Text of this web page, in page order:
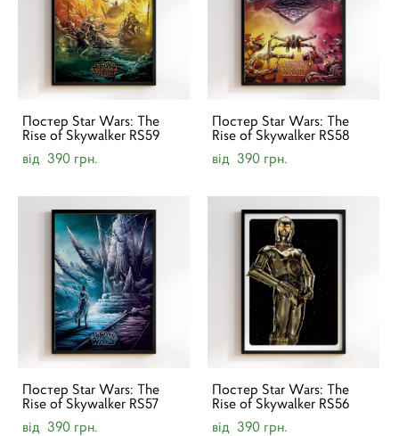
Постер Star Wars: The
Rise of Skywalker RS59
від 390 грн.
Постер Star Wars: The
Rise of Skywalker RS58
від 390 грн.
Постер Star Wars: The
Rise of Skywalker RS57
від 390 грн.
Постер Star Wars: The
Rise of Skywalker RS56
від 390 грн.